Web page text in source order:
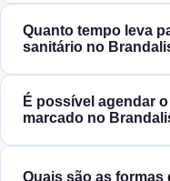
Quanto tempo leva
sanitário no
É possível agendar
marcado no
Quais são as formas